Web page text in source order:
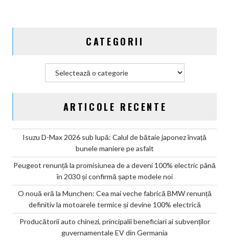
CATEGORII
ARTICOLE RECENTE
Isuzu D-Max 2026 sub lupă: Calul de bătaie japonez învață
bunele maniere pe asfalt
Peugeot renunță la promisiunea de a deveni 100% electric până
în 2030 și confirmă șapte modele noi
O nouă eră la Munchen: Cea mai veche fabrică BMW renunță
definitiv la motoarele termice și devine 100% electrică
Producătorii auto chinezi, principalii beneficiari ai subvenților
guvernamentale EV din Germania